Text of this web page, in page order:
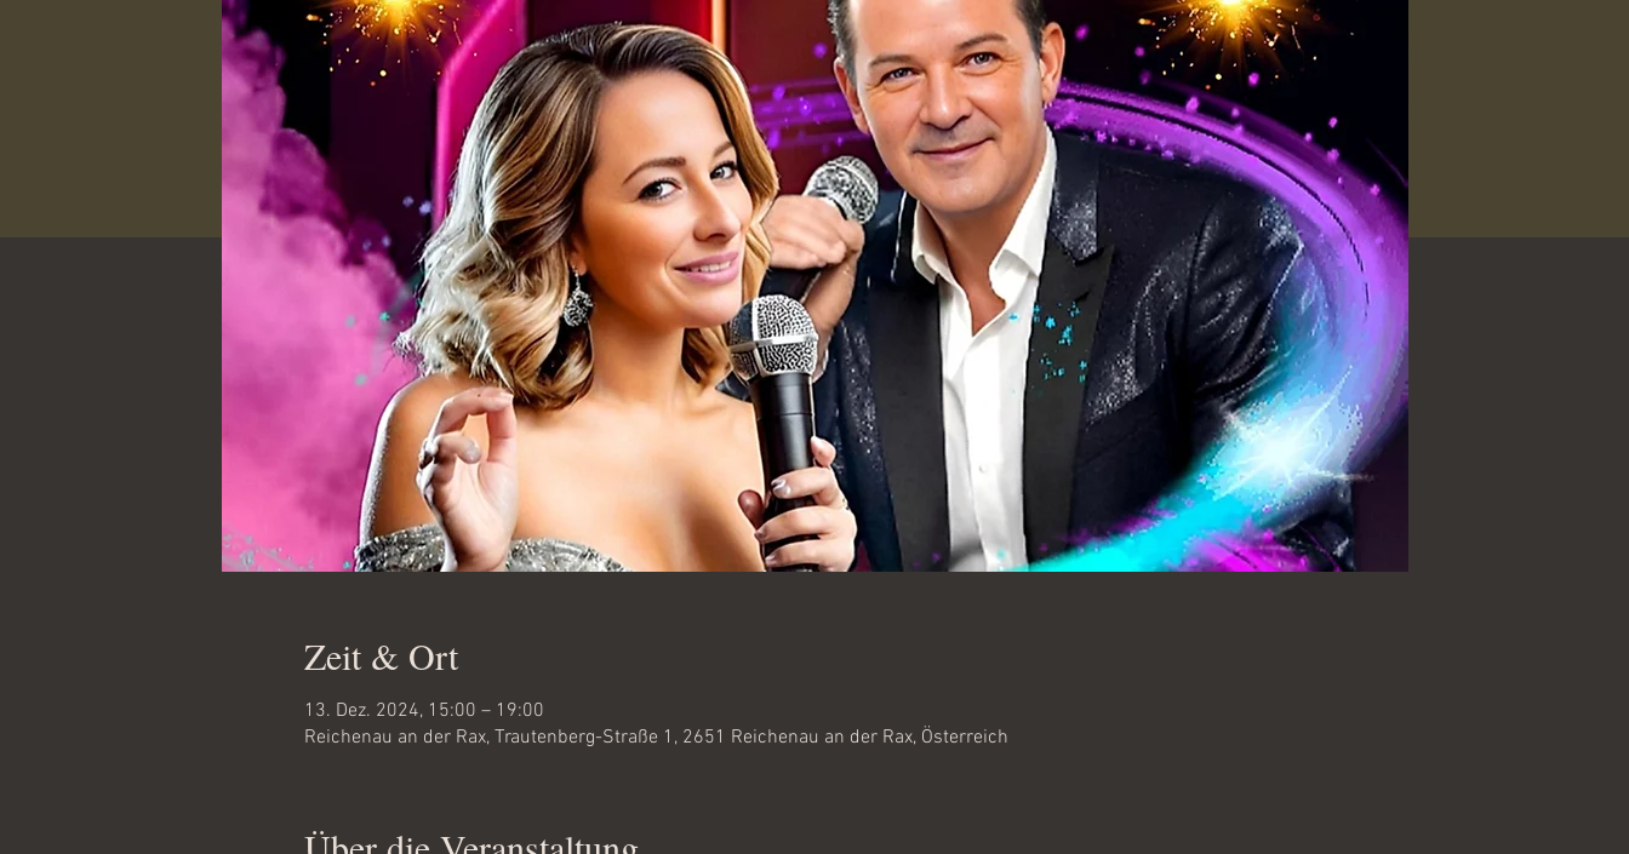
Zeit & Ort
13. Dez. 2024, 15:00 – 19:00
Reichenau an der Rax, Trautenberg-Straße 1, 2651 Reichenau an der Rax, Österreich